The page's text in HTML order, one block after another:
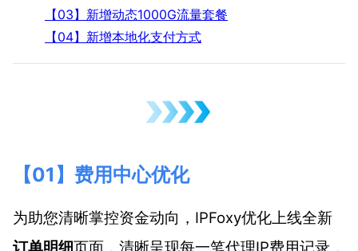
【03】新增动态1000G流量套餐
【04】新增本地化支付方式
【01】费用中心优化
为助您清晰掌控资金动向，IPFoxy优化上线全新